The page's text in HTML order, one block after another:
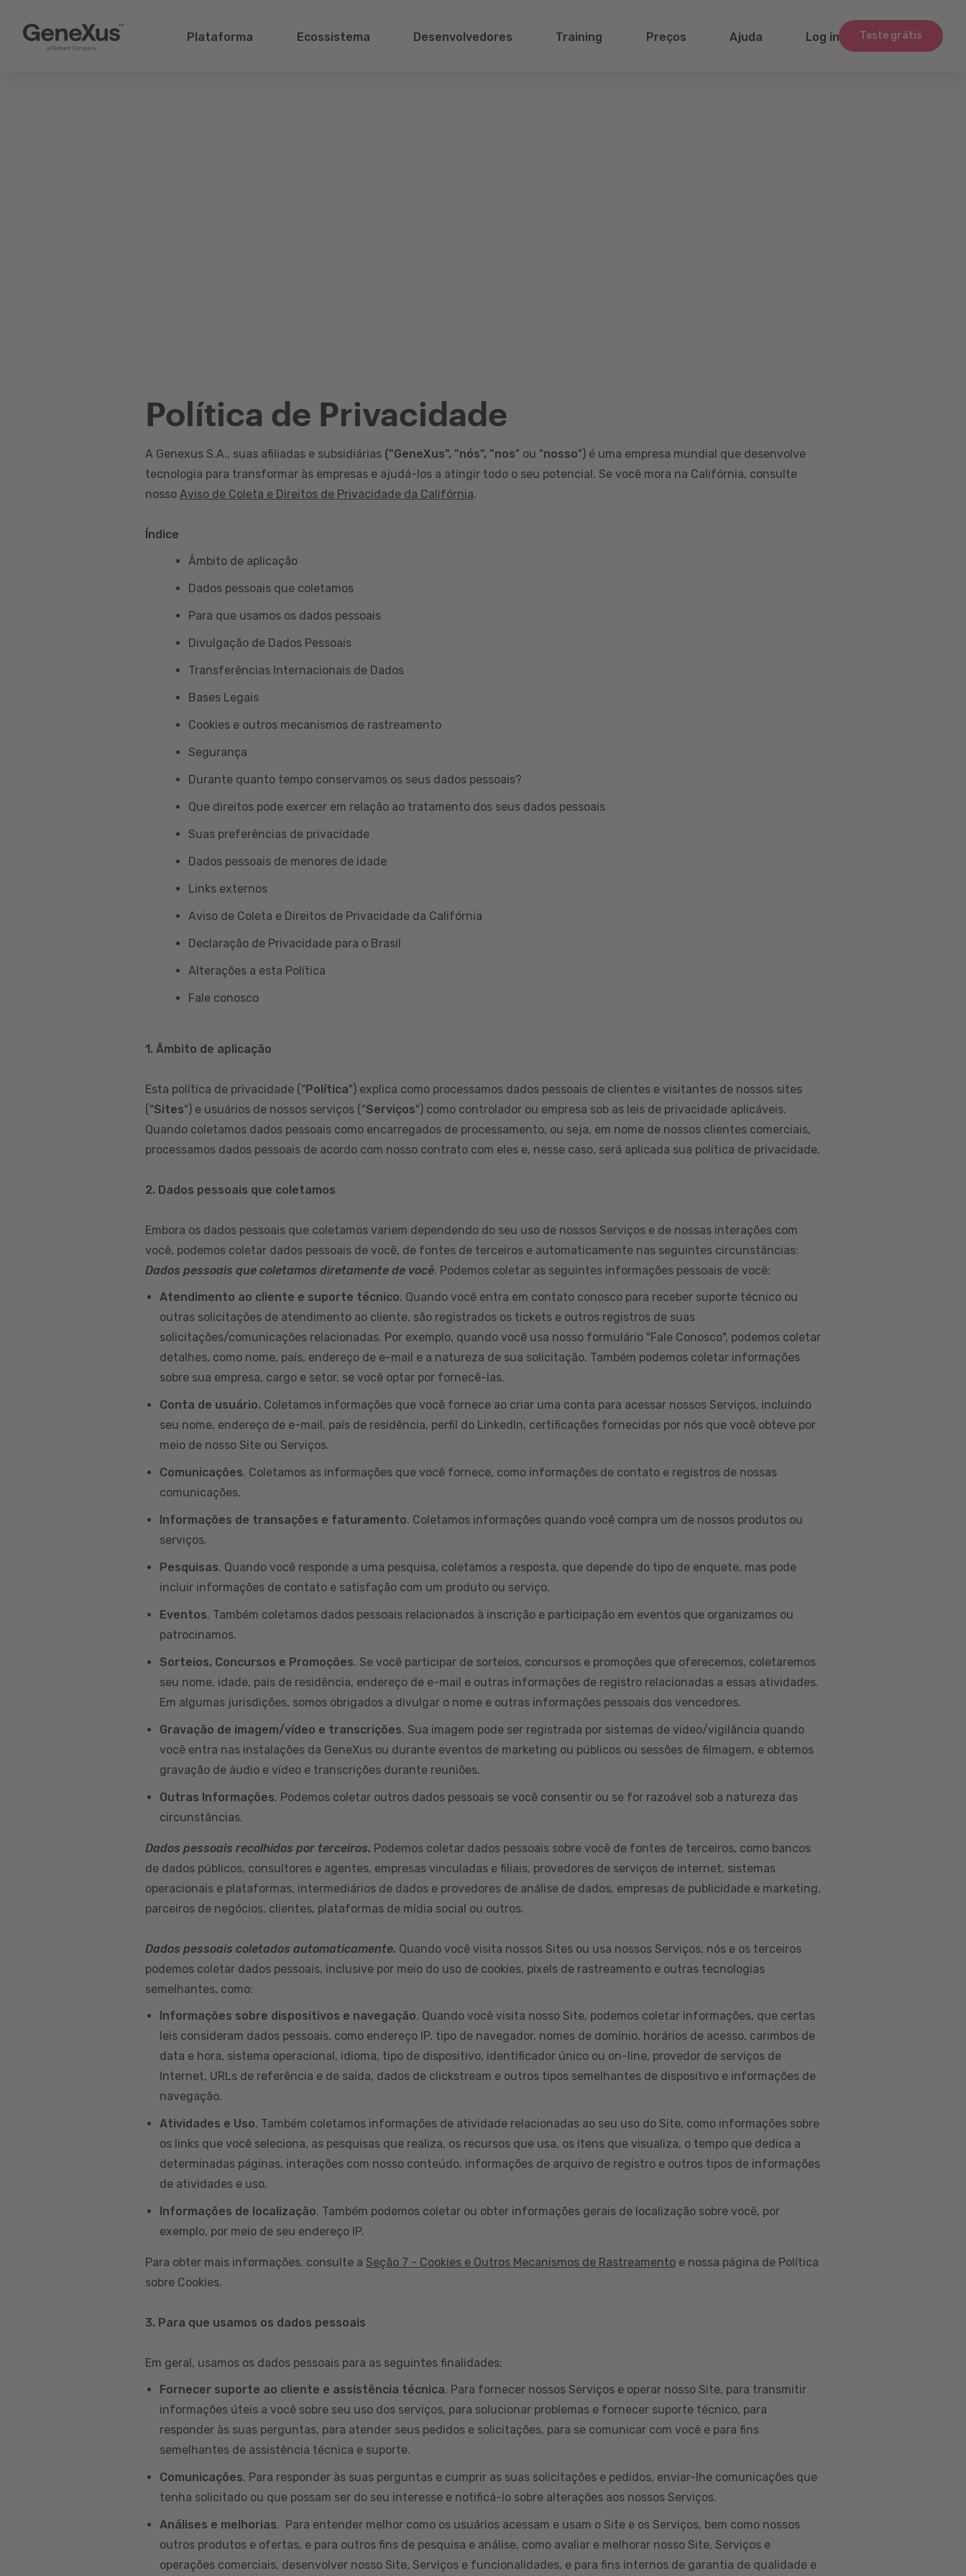
Teste grátis
Plataforma Ecossistema Desenvolvedores Training Preços Ajuda Log in
Política de Privacidade
A Genexus S.A., suas afiliadas e subsidiárias ("GeneXus", "nós", "nos" ou "nosso") é uma empresa mundial que desenvolve
tecnologia para transformar às empresas e ajudá-los a atingir todo o seu potencial. Se você mora na Califórnia, consulte
nosso Aviso de Coleta e Direitos de Privacidade da Califórnia.
Índice
Âmbito de aplicação
Dados pessoais que coletamos
Para que usamos os dados pessoais
Divulgação de Dados Pessoais
Transferências Internacionais de Dados
Bases Legais
Cookies e outros mecanismos de rastreamento
Segurança
Durante quanto tempo conservamos os seus dados pessoais?
Que direitos pode exercer em relação ao tratamento dos seus dados pessoais
Suas preferências de privacidade
Dados pessoais de menores de idade
Links externos
Aviso de Coleta e Direitos de Privacidade da Califórnia
Declaração de Privacidade para o Brasil
Alterações a esta Política
Fale conosco
1. Âmbito de aplicação
Esta política de privacidade ("Política") explica como processamos dados pessoais de clientes e visitantes de nossos sites
("Sites") e usuários de nossos serviços ("Serviços") como controlador ou empresa sob as leis de privacidade aplicáveis.
Quando coletamos dados pessoais como encarregados de processamento, ou seja, em nome de nossos clientes comerciais,
processamos dados pessoais de acordo com nosso contrato com eles e, nesse caso, será aplicada sua política de privacidade.
2. Dados pessoais que coletamos
Embora os dados pessoais que coletamos variem dependendo do seu uso de nossos Serviços e de nossas interações com
você, podemos coletar dados pessoais de você, de fontes de terceiros e automaticamente nas seguintes circunstâncias:
Dados pessoais que coletamos diretamente de você. Podemos coletar as seguintes informações pessoais de você:
Atendimento ao cliente e suporte técnico. Quando você entra em contato conosco para receber suporte técnico ou
outras solicitações de atendimento ao cliente, são registrados os tickets e outros registros de suas
solicitações/comunicações relacionadas. Por exemplo, quando você usa nosso formulário "Fale Conosco", podemos coletar
detalhes, como nome, país, endereço de e-mail e a natureza de sua solicitação. Também podemos coletar informações
sobre sua empresa, cargo e setor, se você optar por fornecê-las.
Conta de usuário. Coletamos informações que você fornece ao criar uma conta para acessar nossos Serviços, incluindo
seu nome, endereço de e-mail, país de residência, perfil do LinkedIn, certificações fornecidas por nós que você obteve por
meio de nosso Site ou Serviços.
Comunicações. Coletamos as informações que você fornece, como informações de contato e registros de nossas
comunicações.
Informações de transações e faturamento. Coletamos informações quando você compra um de nossos produtos ou
serviços.
Pesquisas. Quando você responde a uma pesquisa, coletamos a resposta, que depende do tipo de enquete, mas pode
incluir informações de contato e satisfação com um produto ou serviço.
Eventos. Também coletamos dados pessoais relacionados à inscrição e participação em eventos que organizamos ou
patrocinamos.
Sorteios, Concursos e Promoções. Se você participar de sorteios, concursos e promoções que oferecemos, coletaremos
seu nome, idade, país de residência, endereço de e-mail e outras informações de registro relacionadas a essas atividades.
Em algumas jurisdições, somos obrigados a divulgar o nome e outras informações pessoais dos vencedores.
Gravação de imagem/vídeo e transcrições. Sua imagem pode ser registrada por sistemas de vídeo/vigilância quando
você entra nas instalações da GeneXus ou durante eventos de marketing ou públicos ou sessões de filmagem, e obtemos
gravação de áudio e vídeo e transcrições durante reuniões.
Outras Informações. Podemos coletar outros dados pessoais se você consentir ou se for razoável sob a natureza das
circunstâncias.
Dados pessoais recolhidos por terceiros. Podemos coletar dados pessoais sobre você de fontes de terceiros, como bancos
de dados públicos, consultores e agentes, empresas vinculadas e filiais, provedores de serviços de internet, sistemas
operacionais e plataformas, intermediários de dados e provedores de análise de dados, empresas de publicidade e marketing,
parceiros de negócios, clientes, plataformas de mídia social ou outros.
Dados pessoais coletados automaticamente. Quando você visita nossos Sites ou usa nossos Serviços, nós e os terceiros
podemos coletar dados pessoais, inclusive por meio do uso de cookies, pixels de rastreamento e outras tecnologias
semelhantes, como:
Informações sobre dispositivos e navegação. Quando você visita nosso Site, podemos coletar informações, que certas
leis consideram dados pessoais, como endereço IP, tipo de navegador, nomes de domínio, horários de acesso, carimbos de
data e hora, sistema operacional, idioma, tipo de dispositivo, identificador único ou on-line, provedor de serviços de
Internet, URLs de referência e de saída, dados de clickstream e outros tipos semelhantes de dispositivo e informações de
navegação.
Atividades e Uso. Também coletamos informações de atividade relacionadas ao seu uso do Site, como informações sobre
os links que você seleciona, as pesquisas que realiza, os recursos que usa, os itens que visualiza, o tempo que dedica a
determinadas páginas, interações com nosso conteúdo, informações de arquivo de registro e outros tipos de informações
de atividades e uso.
Informações de localização. Também podemos coletar ou obter informações gerais de localização sobre você, por
exemplo, por meio de seu endereço IP.
Para obter mais informações, consulte a Seção 7 - Cookies e Outros Mecanismos de Rastreamento e nossa página de Política
sobre Cookies.
3. Para que usamos os dados pessoais
Em geral, usamos os dados pessoais para as seguintes finalidades:
Fornecer suporte ao cliente e assistência técnica. Para fornecer nossos Serviços e operar nosso Site, para transmitir
informações úteis a você sobre seu uso dos serviços, para solucionar problemas e fornecer suporte técnico, para
responder às suas perguntas, para atender seus pedidos e solicitações, para se comunicar com você e para fins
semelhantes de assistência técnica e suporte.
Comunicações. Para responder às suas perguntas e cumprir as suas solicitações e pedidos, enviar-lhe comunicações que
tenha solicitado ou que possam ser do seu interesse e notificá-lo sobre alterações aos nossos Serviços.
Análises e melhorias. Para entender melhor como os usuários acessam e usam o Site e os Serviços, bem como nossos
outros produtos e ofertas, e para outros fins de pesquisa e análise, como avaliar e melhorar nosso Site, Serviços e
operações comerciais, desenvolver nosso Site, Serviços e funcionalidades, e para fins internos de garantia de qualidade e